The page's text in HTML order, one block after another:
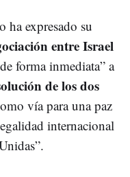
ha expresado su
entre Israel
forma inmediata” a
de los dos
vía para una paz
internacional